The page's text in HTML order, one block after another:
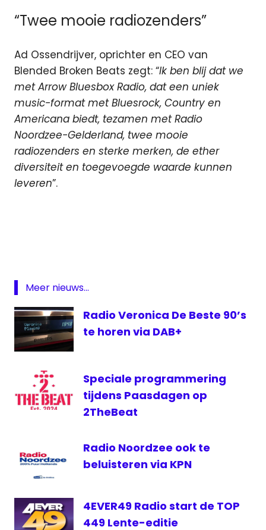
“Twee mooie radiozenders”
Ad Ossendrijver, oprichter en CEO van
Blended Broken Beats zegt: “Ik ben blij dat we
met Arrow Bluesbox Radio, dat een uniek
music-format met Bluesrock, Country en
Americana biedt, tezamen met Radio
Noordzee-Gelderland, twee mooie
radiozenders en sterke merken, de ether
diversiteit en toegevoegde waarde kunnen
leveren”.
Beats
DAB
FM
Gelderland
Noordzee
Meer nieuws...
Radio Veronica De Beste 90’s
te horen via DAB+
Speciale programmering
tijdens Paasdagen op
2TheBeat
Radio Noordzee ook te
beluisteren via KPN
4EVER49 Radio start de TOP
449 Lente-editie